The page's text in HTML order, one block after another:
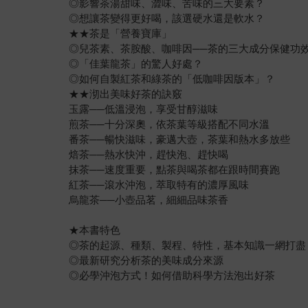
◎影響茶湯甜味、澀味、苦味的三大要素？
◎想讓茶變得更好喝，該選硬水還是軟水？
★★茶是「營養寶庫」
◎兒茶素、茶胺酸、咖啡因──茶的三大成分保健功
◎「佳葉龍茶」的驚人好處？
◎如何自製紅茶和綠茶的「低咖啡因版本」？
★★沏出美味好茶的訣竅
玉露──低溫浸泡，享受甘醇滋味
煎茶──十分深奧，依茶葉等級搭配不同水溫
番茶──暢快滋味，豪邁大壺，茶葉和熱水多放些
焙茶──熱水快沖，趕快泡、趕快喝
抹茶──速度重要，點茶與喝茶都在跟時間賽跑
紅茶──滾水沖泡，萃取特有的濃厚風味
烏龍茶──小壺品茗，細細品味茶香
★本書特色
◎茶的起源、種類、製程、特性，基本知識一網打盡
◎最新研究分析茶的美味成分來源
◎必學沖泡方式！如何借助科學方法泡出好茶